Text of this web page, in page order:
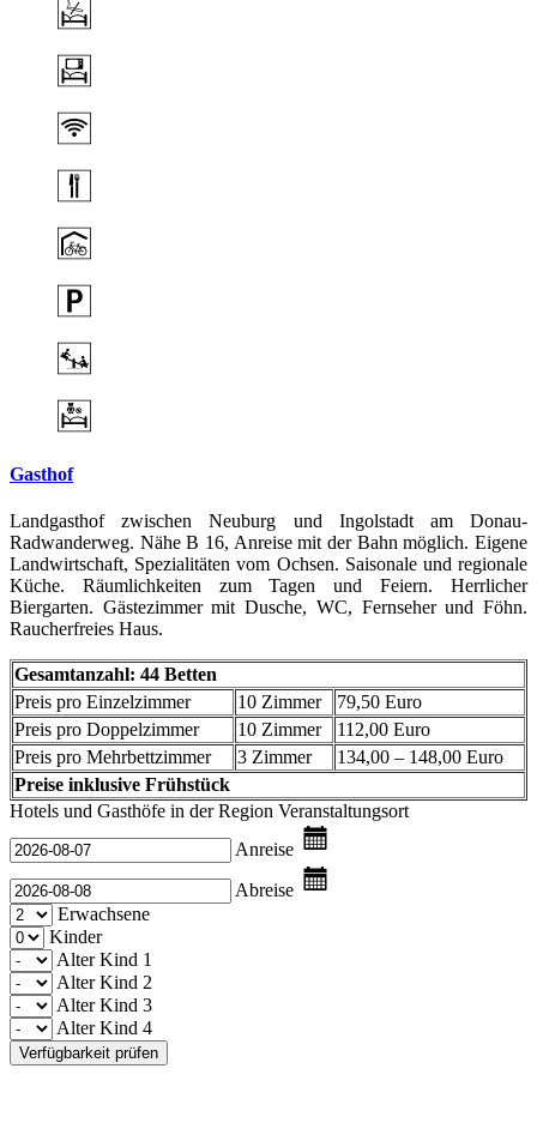
Gasthof
Landgasthof zwischen Neuburg und Ingolstadt am Donau-
Radwanderweg. Nähe B 16, Anreise mit der Bahn möglich. Eigene
Landwirtschaft, Spezialitäten vom Ochsen. Saisonale und regionale
Küche. Räumlichkeiten zum Tagen und Feiern. Herrlicher
Biergarten. Gästezimmer mit Dusche, WC, Fernseher und Föhn.
Raucherfreies Haus.
Gesamtanzahl: 44 Betten
Preis pro Einzelzimmer
10 Zimmer
79,50 Euro
Preis pro Doppelzimmer
10 Zimmer
112,00 Euro
Preis pro Mehrbettzimmer
3 Zimmer
134,00 – 148,00 Euro
Preise inklusive Frühstück
Hotels und Gasthöfe in der Region Veranstaltungsort
Anreise
Abreise
Erwachsene
Kinder
Alter Kind 1
Alter Kind 2
Alter Kind 3
Alter Kind 4
Verfügbarkeit prüfen